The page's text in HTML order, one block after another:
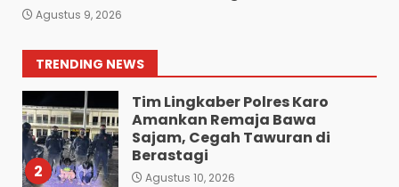
Agustus 9, 2026
TRENDING NEWS
1
Penyerahan Piala Bergilir
Deliserdang Sambangi Dan
Bersilaturahmi Ke
Kediaman Ketua DPD PKN
Sumut.
Agustus 10, 2026
2
Tim Lingkaber Polres Karo
Amankan Remaja Bawa
Sajam, Cegah Tawuran di
Berastagi
Agustus 10, 2026